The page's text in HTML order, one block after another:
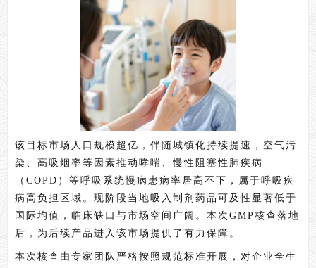
该目标市场人口规模超亿，伴随城镇化持续提速，空气污
染、高吸烟率等因素推动哮喘、慢性阻塞性肺疾病
（COPD）等呼吸系统慢病患病率居高不下，属于呼吸疾
病高负担区域。现阶段当地吸入制剂药品可及性显著低于
国际均值，临床缺口与市场空间广阔。本次GMP核查落地
后，为后续产品进入该市场提供了有力保障。
本次核查由专家团队严格按照规范标准开展，对企业全生